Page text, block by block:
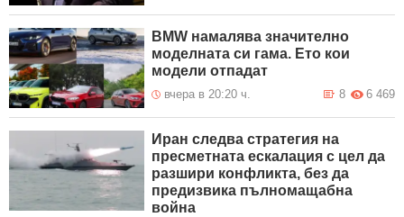
BMW намалява значително
моделната си гама. Ето кои
модели отпадат
вчера в 20:20 ч. 6 469
8
Иран следва стратегия на
пресметната ескалация с цел да
разшири конфликта, без да
предизвика пълномащабна
война